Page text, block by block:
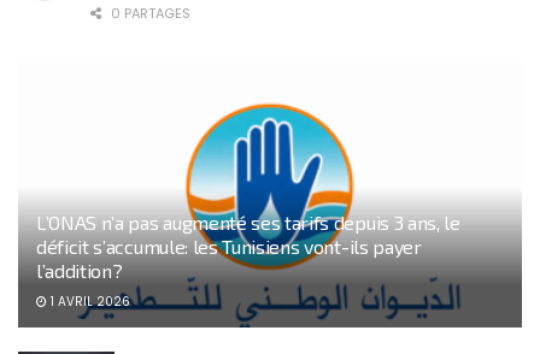
0 PARTAGES
L’ONAS n’a pas augmenté ses tarifs depuis 3 ans, le
déficit s’accumule: les Tunisiens vont-ils payer
l’addition?
1 AVRIL 2026